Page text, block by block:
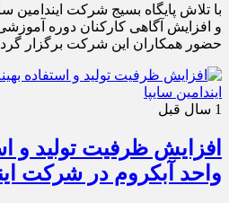
با تلاش پایگاه بسیج شرکت ایندامین
و افزایش آگاهی کارکنان دوره آموزشی
حضور همکاران این شرکت برگزار
1 سال قبل
افزایش ظرفیت تولید و
واحد آبکروم در شرکت